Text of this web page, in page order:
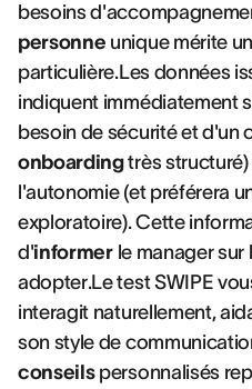
besoins
personne unique mérite
particulière.Les données
indiquent immédiatement
besoin de sécurité et d'un
onboardingtrès structuré)
l'autonomie (et préférera
exploratoire). Cette
d'informerle manager sur
adopter.Le test SWIPE
interagit naturellement,
son style de
conseilspersonnalisés